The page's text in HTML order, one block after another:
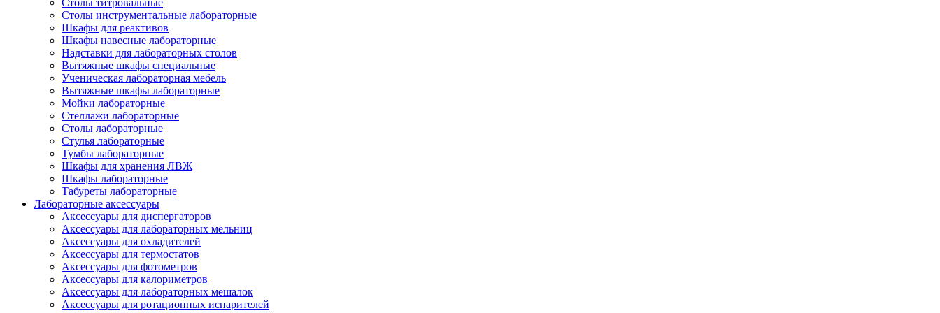
Столы титровальные
Столы инструментальные лабораторные
Шкафы для реактивов
Шкафы навесные лабораторные
Надставки для лабораторных столов
Вытяжные шкафы специальные
Ученическая лабораторная мебель
Вытяжные шкафы лабораторные
Мойки лабораторные
Стеллажи лабораторные
Столы лабораторные
Стулья лабораторные
Тумбы лабораторные
Шкафы для хранения ЛВЖ
Шкафы лабораторные
Табуреты лабораторные
Лабораторные аксессуары
Аксессуары для диспергаторов
Аксессуары для лабораторных мельниц
Аксессуары для охладителей
Аксессуары для термостатов
Аксессуары для фотометров
Аксессуары для калориметров
Аксессуары для лабораторных мешалок
Аксессуары для ротационных испарителей